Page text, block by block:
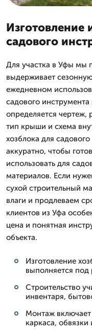
Изготовление
садового
Для участка в Уфы мы
выдерживает
ежедневном
садового инструмента
определяется чертеж,
тип крыши и схема
хозблока для
аккуратно, чтобы
использовать для
материалов. Если
сухой строительный
влаги и продлеваем
клиентов из Уфа
цена и понятная
объекта.
Изготовление
выполняется под
Строительство
инвентаря,
Монтаж
каркаса, обвязки